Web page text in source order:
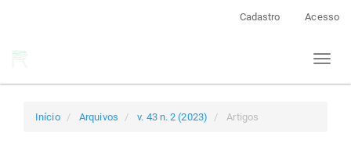
Cadastro Acesso
Toggle
Início Arquivos v. 43 n. 2 (2023) Artigos